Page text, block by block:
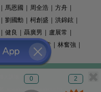
0 2
馬恩國 周全浩 方舟
劉國勳 柯創盛 洪錦鉉
健良 聶廣男 盧展常
精選文章 林奮強
人講地
: speakout@speakout.hk